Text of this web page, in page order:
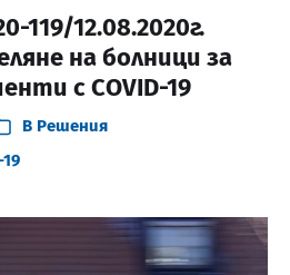
119/12.08.2020г.
на болници за
с COVID-19
В Решения